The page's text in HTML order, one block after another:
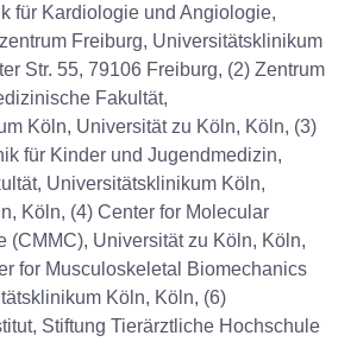
für Kardiologie und Angiologie,
Freiburg, Universitätsklinikum
Str. 55, 79106 Freiburg, (2) Zentrum
Fakultät,
Köln, Universität zu Köln, Köln, (3)
für Kinder und Jugendmedizin,
Universitätsklinikum Köln,
Köln, (4) Center for Molecular
(CMMC), Universität zu Köln, Köln,
for Musculoskeletal Biomechanics
Köln, Köln, (6)
Stiftung Tierärztliche Hochschule